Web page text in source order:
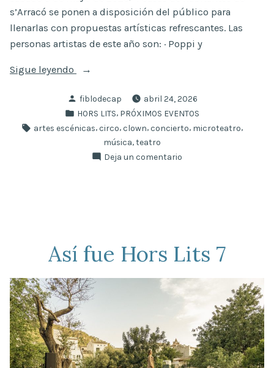
s’Arracó se ponen a disposición del público para
llenarlas con propuestas artísticas refrescantes. Las
personas artistas de este año son: · Poppi y
Sigue leyendo
«8ª
de
Hors
Lits
Mallorca»
Publicado
por
fiblodecap
abril 24, 2026
Publicado
en
HORS LITS, PRÓXIMOS EVENTOS
Etiquetas:
artes escénicas circo clown concierto microteatro
música teatro
Deja un comentario
Así fue Hors Lits 7